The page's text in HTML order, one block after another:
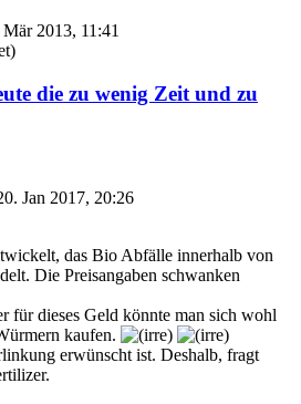
2013, 11:41
die zu wenig Zeit und zu
Jan 2017, 20:26
das Bio Abfälle innerhalb von
Die Preisangaben schwanken
für dieses Geld könnte man sich wohl
kaufen.
erwünscht ist. Deshalb, fragt